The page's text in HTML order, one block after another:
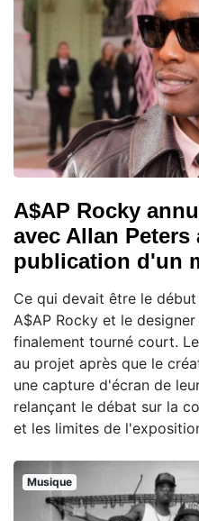
A$AP Rocky
avec Allan Peters
publication d'un
Ce qui devait être le
A$AP Rocky et le
finalement tourné court.
au projet après que le
une capture d'écran de
relançant le débat sur la
et les limites de
Musique